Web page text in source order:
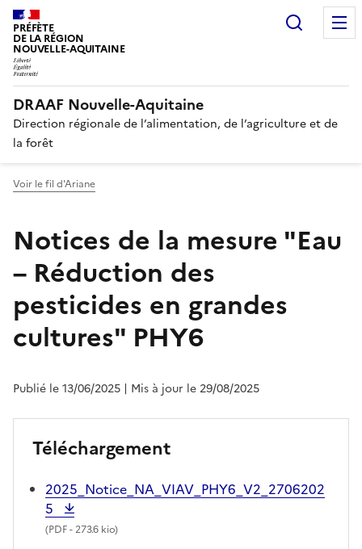
PRÉFÈTE
DE LA RÉGION
NOUVELLE-AQUITAINE
DRAAF Nouvelle-Aquitaine
Direction régionale de l’alimentation, de l’agriculture et de
la forêt
Voir le fil d'Ariane
Notices de la mesure "Eau
– Réduction des
pesticides en grandes
cultures" PHY6
Publié le 13/06/2025 | Mis à jour le 29/08/2025
Téléchargement
2025_Notice_NA_VIAV_PHY6_V2_2706202
5
(PDF- 273.6 kio)